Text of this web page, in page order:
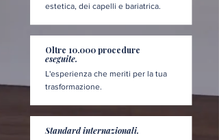
estetica, dei capelli e bariatrica.
Oltre 10.000 procedure
eseguite.
L'esperienza che meriti per la tua
trasformazione.
Standard internazionali.